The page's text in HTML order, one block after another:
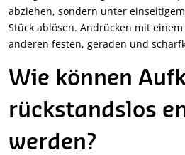
abziehen, sondern unter
Stück ablösen. Andrücken mit
anderen festen, geraden und
Wie können
rückstandslos
werden?